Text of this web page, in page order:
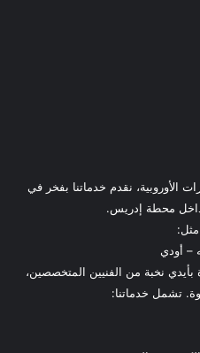
الأوروبية، نقدم خدماتنا بفخر في
مثل:
نخبة من الفنيين المتخصصين،
تشمل خدماتنا: